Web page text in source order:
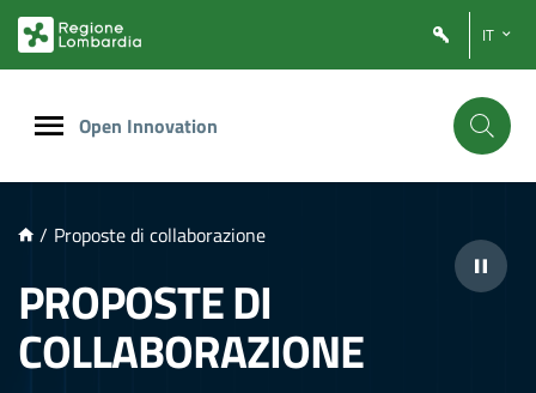
PRINCIPALE
IT
Open Innovation
/ Proposte di collaborazione
PROPOSTE DI
COLLABORAZIONE